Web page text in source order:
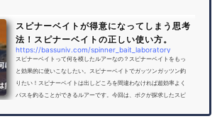
スピナーベイトが得意になってしまう思考
法！スピナーベイトの正しい使い方。
https://bassuniv.com/spinner_bait_laboratory
スピナーベイトって何を模したルアーなの？スピナーベイトをもっ
と効果的に使いこなしたい。スピナーベイトでガッツンガッツン釣
りたい！スピナーベイトは出しどころを間違わなければ超効率よく
バスを釣ることができるルアーです。今回は、ボクが探求したスピ